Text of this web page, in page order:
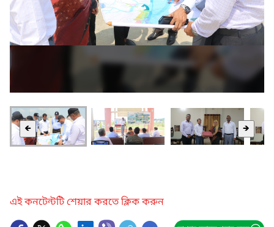
🡸 🡺
এই কনটেন্টটি শেয়ার করতে ক্লিক করুন